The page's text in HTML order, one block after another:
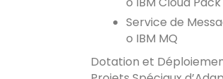
Service de
o IBM MQ
Dotation et